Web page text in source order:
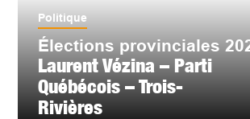
Politique
Élections provinciales
Laurent Vézina – Parti
Québécois – Trois-
Rivières